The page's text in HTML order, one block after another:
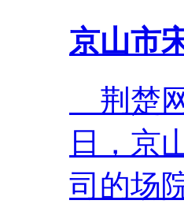
京山市
荆楚
日，京
司的场